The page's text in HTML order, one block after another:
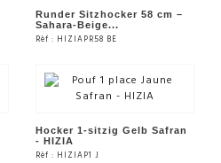
SIEHE DAS PRODUKT
Runder Sitzhocker 58 cm –
Sahara-Beige...
Rèf : HIZIAPR58 BE
Hocker 1-sitzig Gelb Safran
- HIZIA
Rèf : HIZIAP1 J